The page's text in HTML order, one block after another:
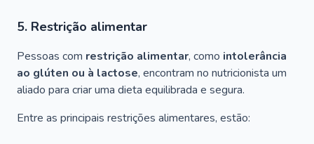
5. Restrição alimentar
Pessoas com restrição alimentar, como intolerância
ao glúten ou à lactose, encontram no nutricionista um
aliado para criar uma dieta equilibrada e segura.
Entre as principais restrições alimentares, estão: